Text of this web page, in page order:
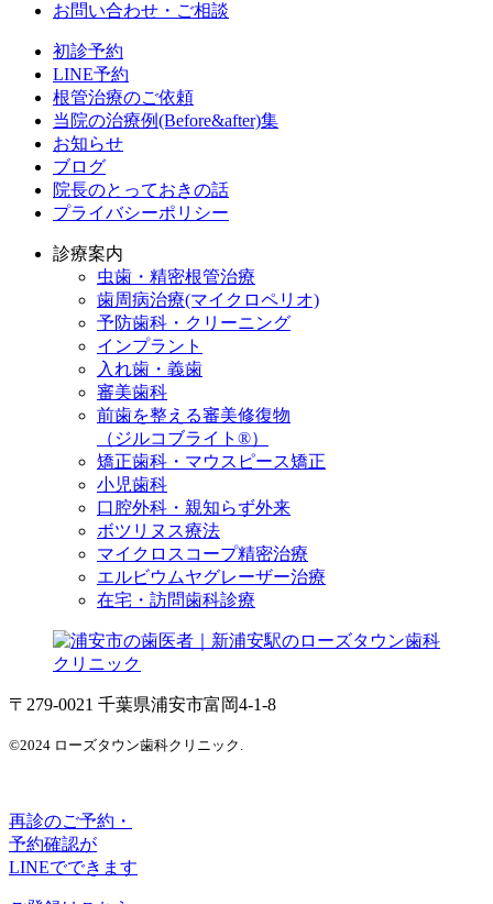
お問い合わせ・ご相談
初診予約
LINE予約
根管治療のご依頼
当院の治療例(Before&after)集
お知らせ
ブログ
院長のとっておきの話
プライバシーポリシー
診療案内
虫歯・精密根管治療
歯周病治療(マイクロペリオ)
予防歯科・クリーニング
インプラント
入れ歯・義歯
審美歯科
前歯を整える審美修復物
（ジルコブライト®）
矯正歯科・マウスピース矯正
小児歯科
口腔外科・親知らず外来
ボツリヌス療法
マイクロスコープ精密治療
エルビウムヤグレーザー治療
在宅・訪問歯科診療
〒279-0021 千葉県浦安市富岡4-1-8
©2024 ローズタウン歯科クリニック.
再診のご予約・
予約確認が
LINEでできます